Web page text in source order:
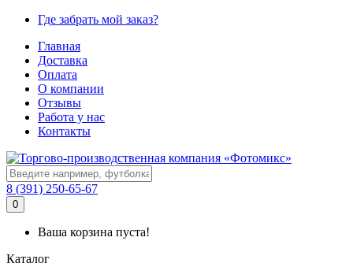
Где забрать мой заказ?
Главная
Доставка
Оплата
О компании
Отзывы
Работа у нас
Контакты
8 (391) 250-65-67
0
Ваша корзина пуста!
Каталог